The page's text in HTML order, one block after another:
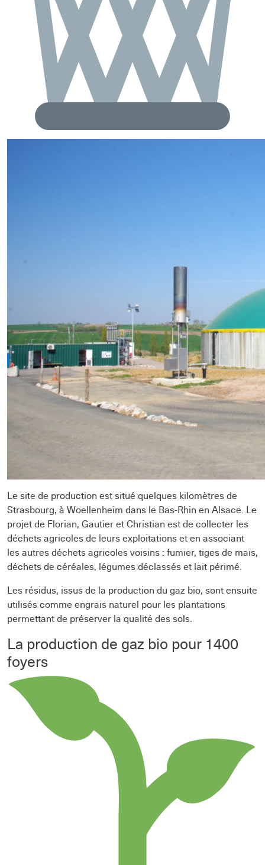
Le site de production est situé quelques kilomètres de
Strasbourg, à Woellenheim dans le Bas-Rhin en Alsace. Le
projet de Florian, Gautier et Christian est de collecter les
déchets agricoles de leurs exploitations et en associant
les autres déchets agricoles voisins : fumier, tiges de maïs,
déchets de céréales, légumes déclassés et lait périmé.
Les résidus, issus de la production du gaz bio, sont ensuite
utilisés comme engrais naturel pour les plantations
permettant de préserver la qualité des sols.
La production de gaz bio pour 1400
foyers